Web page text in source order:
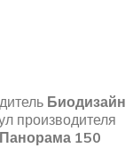
Биодизайн
производителя
150